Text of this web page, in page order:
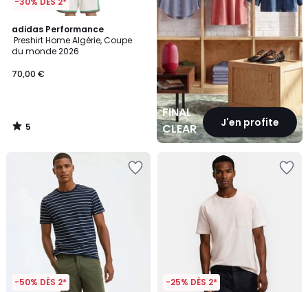
adidas Performance
Preshirt Home Algérie, Coupe
du monde 2026
70,00 €
5
/
5
5
/
FINAL
CLEARANCEJ'en profite
-50% DÈS 2* -25% DÈS 2*